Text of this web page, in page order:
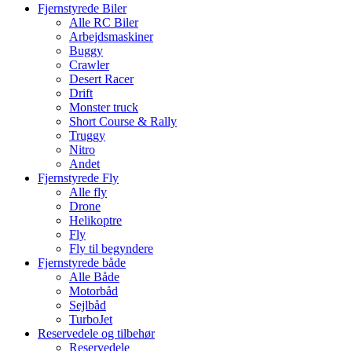
Fjernstyrede Biler
Alle RC Biler
Arbejdsmaskiner
Buggy
Crawler
Desert Racer
Drift
Monster truck
Short Course & Rally
Truggy
Nitro
Andet
Fjernstyrede Fly
Alle fly
Drone
Helikoptre
Fly
Fly til begyndere
Fjernstyrede både
Alle Både
Motorbåd
Sejlbåd
TurboJet
Reservedele og tilbehør
Reservedele